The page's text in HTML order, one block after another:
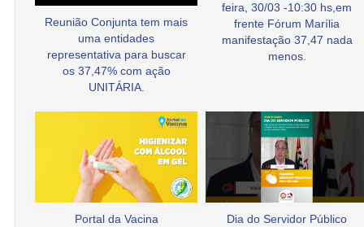
Reunião Conjunta tem mais
uma entidades
representativa para buscar
os 37,47% com ação
UNITÁRIA.
feira, 30/03 -10:30 hs,em
frente Fórum Marília
manifestação 37,47 nada
menos.
Portal da Vacina Dia do Servidor Público